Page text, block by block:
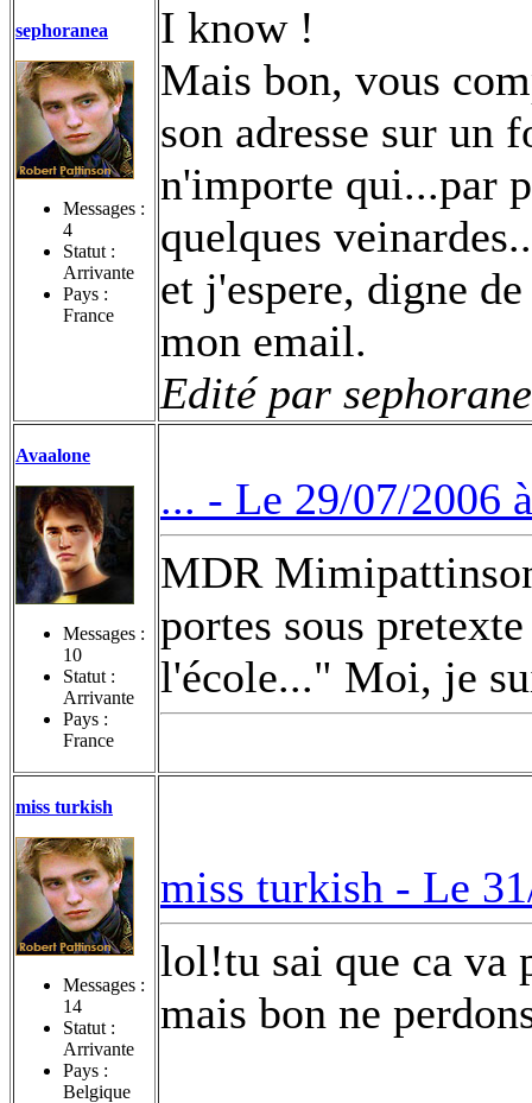
sephoranea
Messages :
4
Statut :
Arrivante
Pays :
France
I know !
Mais bon, vous
son adresse sur un
n'importe qui...par
quelques
et j'espere, digne
mon email.
Edité par
Avaalone
Messages :
10
Statut :
Arrivante
Pays :
France
... - Le 29/07/2006
MDR
portes sous
l'école..." Moi, je
miss turkish
Messages :
14
Statut :
Arrivante
Pays :
Belgique
miss turkish - Le
lol!tu sai que ca va
mais bon ne